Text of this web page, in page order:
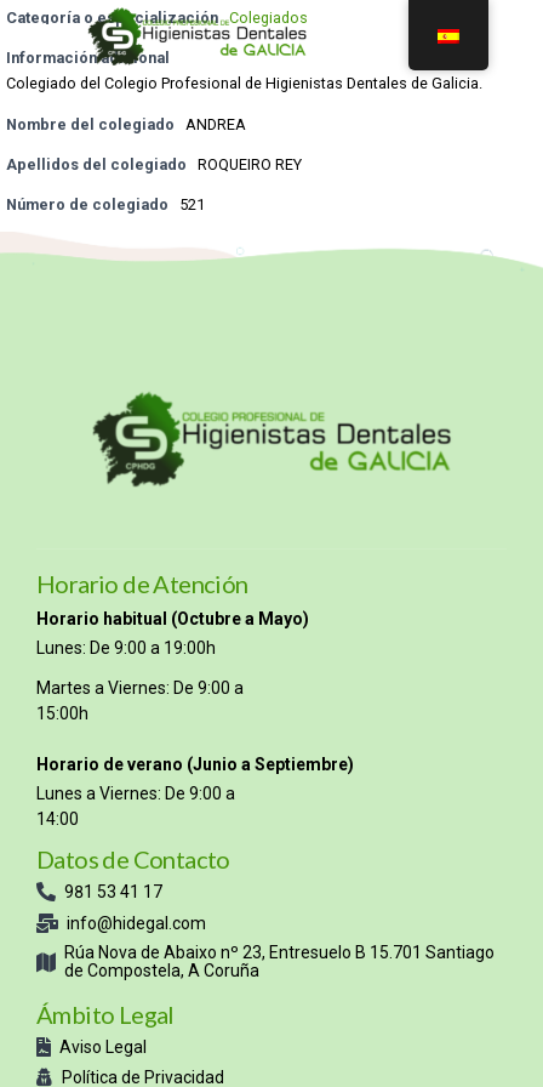
Categoría o especialización Colegiados
Información adicional
Colegiado del Colegio Profesional de Higienistas Dentales de Galicia.
Nombre del colegiado ANDREA
Apellidos del colegiado ROQUEIRO REY
Número de colegiado 521
Horario de Atención
Horario habitual (Octubre a Mayo)
Lunes: De 9:00 a 19:00h
Martes a Viernes: De 9:00 a
15:00h
Horario de verano (Junio a Septiembre)
Lunes a Viernes: De 9:00 a
14:00
Datos de Contacto
981 53 41 17
info@hidegal.com
Rúa Nova de Abaixo nº 23, Entresuelo B 15.701 Santiago
de Compostela, A Coruña
Ámbito Legal
Aviso Legal
Política de Privacidad